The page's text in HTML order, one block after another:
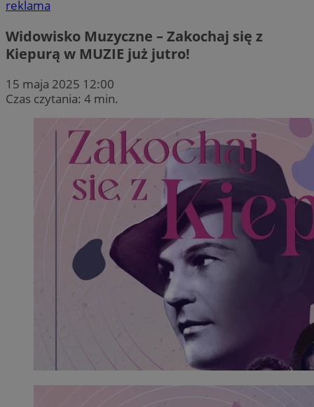
reklama
Widowisko Muzyczne – Zakochaj się z
Kiepurą w MUZIE już jutro!
15 maja 2025 12:00
Czas czytania: 4 min.